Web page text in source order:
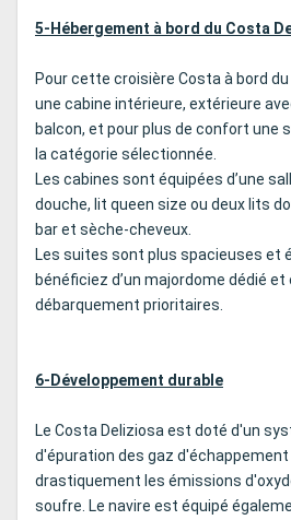
5-Hébergement à bord du Costa
Pour cette croisière Costa à bord
une cabine intérieure, extérieure
balcon, et pour plus de confort une
la catégorie sélectionnée.
Les cabines sont équipées d’une
douche, lit queen size ou deux lits
bar et sèche-cheveux.
Les suites sont plus spacieuses et
bénéficiez d’un majordome dédié
débarquement prioritaires.
6-Développement durable
Le Costa Deliziosa est doté d'un
d'épuration des gaz d'échappement
drastiquement les émissions
soufre. Le navire est équipé